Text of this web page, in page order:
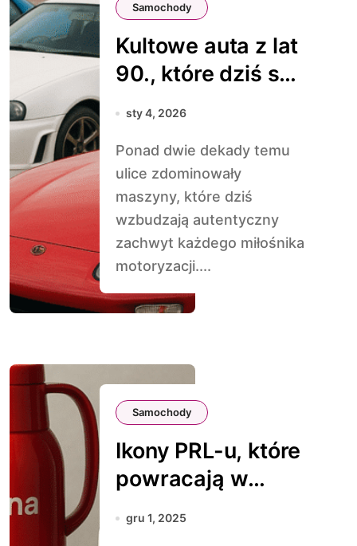
Samochody
Kultowe auta z lat
90., które dziś są
klasykami
sty 4, 2026
Ponad dwie dekady temu
ulice zdominowały
maszyny, które dziś
wzbudzają autentyczny
zachwyt każdego miłośnika
motoryzacji....
Samochody
Ikony PRL-u, które
powracają w
nowoczesnych
gru 1, 2025